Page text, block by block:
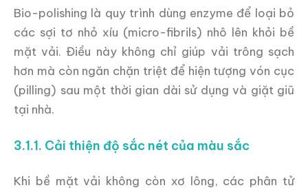
Bio-polishing là quy trình dùng enzyme để loại bỏ
các sợi tơ nhỏ xíu (micro-fibrils) nhô lên khỏi bề
mặt vải. Điều này không chỉ giúp vải trông sạch
hơn mà còn ngăn chặn triệt để hiện tượng vón cục
(pilling) sau một thời gian dài sử dụng và giặt giũ
tại nhà.
3.1.1. Cải thiện độ sắc nét của màu sắc
Khi bề mặt vải không còn xơ lông, các phân tử